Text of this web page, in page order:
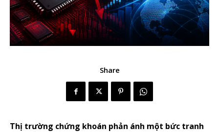
Share
Thị trường chứng khoán phản ánh một bức tranh